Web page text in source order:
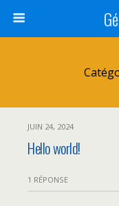
JUIN 24, 2024
Hello world!
1 RÉPONSE